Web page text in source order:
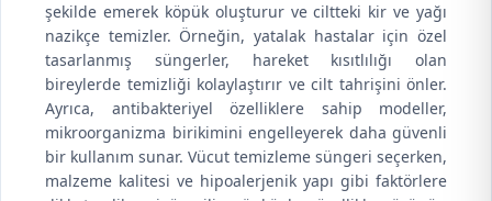
şekilde emerek köpük oluşturur ve ciltteki kir ve yağı
nazikçe temizler. Örneğin, yatalak hastalar için özel
tasarlanmış süngerler, hareket kısıtlılığı olan
bireylerde temizliği kolaylaştırır ve cilt tahrişini önler.
Ayrıca, antibakteriyel özelliklere sahip modeller,
mikroorganizma birikimini engelleyerek daha güvenli
bir kullanım sunar. Vücut temizleme süngeri seçerken,
malzeme kalitesi ve hipoalerjenik yapı gibi faktörlere